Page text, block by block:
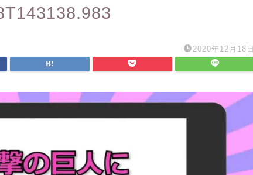
2020年12月18日